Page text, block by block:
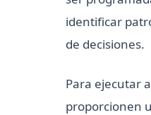
identificar
de decisiones.
Para ejecutar
proporcionen